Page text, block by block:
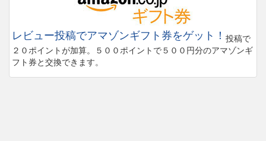
レビュー投稿でアマゾンギフト券をゲット！ 投稿で
２０ポイントが加算。５００ポイントで５００円分のアマゾンギ
フト券と交換できます。